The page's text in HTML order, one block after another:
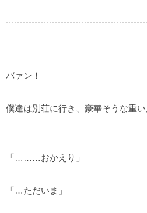
バァン！
僕達は別荘に行き、豪華そうな重い
「………おかえり」
「…ただいま」